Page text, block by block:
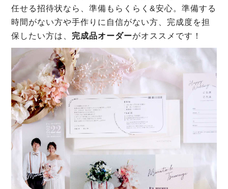
任せる招待状なら、準備もらくらく&安心。準備する
時間がない方や手作りに自信がない方、完成度を担
保したい方は、 完成品オーダーがオススメです！